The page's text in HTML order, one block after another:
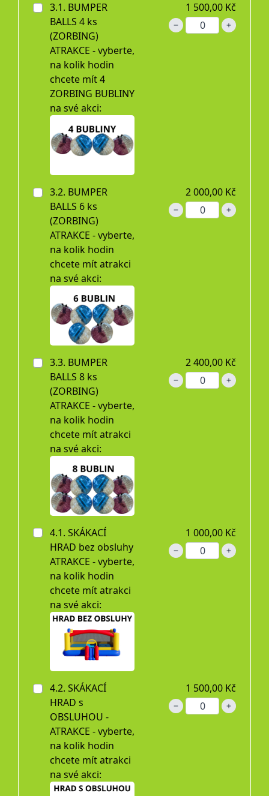
3.1. BUMPER
BALLS 4 ks
(ZORBING)
ATRAKCE - vyberte,
na kolik hodin
chcete mít 4
ZORBING BUBLINY
na své akci:
1 500,00 Kč
3.2. BUMPER
BALLS 6 ks
(ZORBING)
ATRAKCE - vyberte,
na kolik hodin
chcete mít atrakci
na své akci:
2 000,00 Kč
3.3. BUMPER
BALLS 8 ks
(ZORBING)
ATRAKCE - vyberte,
na kolik hodin
chcete mít atrakci
na své akci:
2 400,00 Kč
4.1. SKÁKACÍ
HRAD bez obsluhy
ATRAKCE - vyberte,
na kolik hodin
chcete mít atrakci
na své akci:
1 000,00 Kč
4.2. SKÁKACÍ
HRAD s
OBSLUHOU -
ATRAKCE - vyberte,
na kolik hodin
chcete mít atrakci
na své akci:
1 500,00 Kč